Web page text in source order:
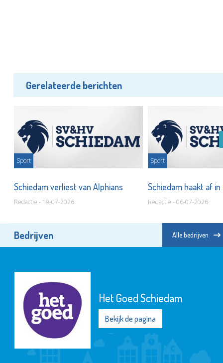
Gerelateerde berichten
Sport
Schiedam verliest van Alphians
Redactie - 19-07-2026
Sport
Schiedam haakt af
Redactie - 06-07-2026
Bedrijven Alle bedrijven
Het Goed Schiedam
Bekijk de pagina